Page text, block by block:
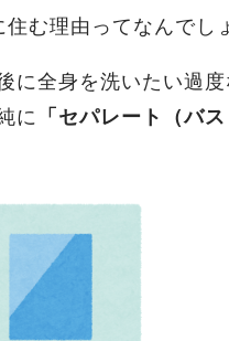
む理由ってなんでし
に全身を洗いたい過
に
「セパレート（バ